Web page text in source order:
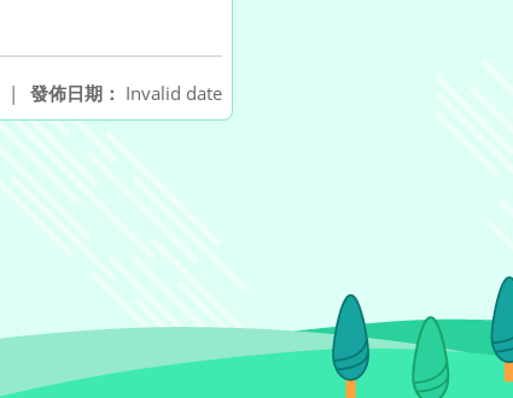
發佈日期： Invalid date
|